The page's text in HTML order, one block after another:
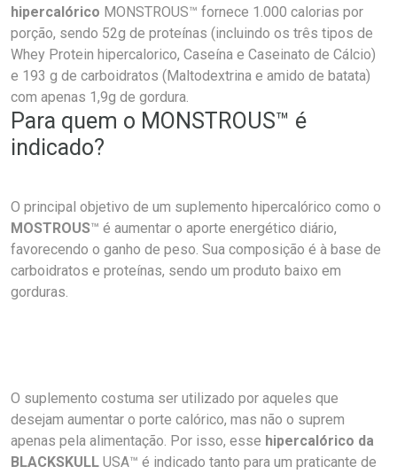
hipercalórico MONSTROUS™ fornece 1.000 calorias por
porção, sendo 52g de proteínas (incluindo os três tipos de
Whey Protein hipercalorico, Caseína e Caseinato de Cálcio)
e 193 g de carboidratos (Maltodextrina e amido de batata)
com apenas 1,9g de gordura.
Para quem o MONSTROUS™ é
indicado?
O principal objetivo de um suplemento hipercalórico como o
MOSTROUS™ é aumentar o aporte energético diário,
favorecendo o ganho de peso. Sua composição é à base de
carboidratos e proteínas, sendo um produto baixo em
gorduras.
O suplemento costuma ser utilizado por aqueles que
desejam aumentar o porte calórico, mas não o suprem
apenas pela alimentação. Por isso, esse hipercalórico da
BLACKSKULL USA™ é indicado tanto para um praticante de